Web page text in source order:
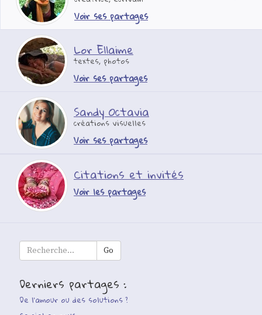
Voir ses partages
Lor Ellaime
textes, photos
Voir ses partages
Sandy Octavia
créations visuelles
Voir ses partages
Citations et invités
Voir les partages
Derniers partages :
De l’amour ou des solutions ?